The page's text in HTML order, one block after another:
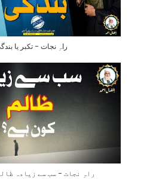
راہِ نجات – تکبر یا
راہِ نجات – سب سے زیادہ